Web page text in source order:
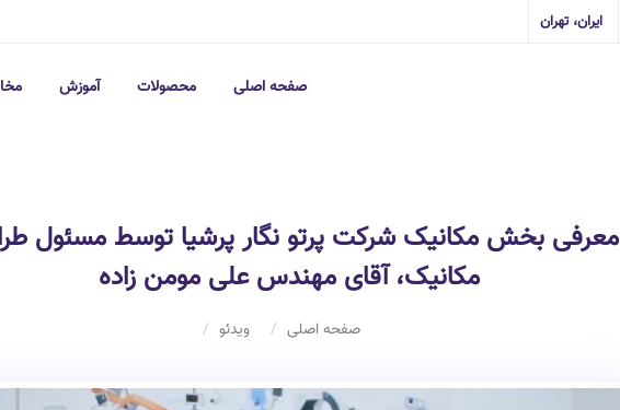
ایران، تهران
صفحه اصلی محصولات آموزش
معرفی بخش مکانیک شرکت پرتو نگار پرشیا توسط مسئول
مکانیک، آقای مهندس علی مومن زاده
صفحه اصلی ویدئو